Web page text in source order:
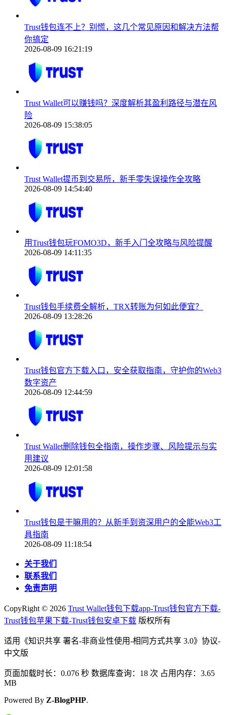
Trust钱包连不上？别慌，这几个常见原因和解决方法帮
你搞定
2026-08-09 16:21:19
Trust Wallet可以赚钱吗？深度解析其盈利路径与潜在风
险
2026-08-09 15:38:05
Trust Wallet提币到交易所，新手零失误操作全攻略
2026-08-09 14:54:40
用Trust钱包玩FOMO3D，新手入门全攻略与风险提醒
2026-08-09 14:11:35
Trust钱包手续费全解析，TRX转账为何如此便宜？
2026-08-09 13:28:26
Trust钱包官方下载入口，安全获取指南，守护你的Web3
数字资产
2026-08-09 12:44:59
Trust Wallet删除钱包全指南，操作步骤、风险提示与实
用建议
2026-08-09 12:01:58
Trust钱包是干嘛用的？从新手到资深用户的全能Web3工
具指南
2026-08-09 11:18:54
关于我们
联系我们
免责声明
CopyRight © 2026 Trust Wallet钱包下载app-Trust钱包官方下载-
Trust钱包苹果下载-Trust钱包安卓下载 版权所有
适用《知识共享 署名-非商业性使用-相同方式共享 3.0》协议-
中文版
页面加载时长：0.076 秒 数据库查询：18 次 占用内存：3.65
MB
Powered By Z-BlogPHP.